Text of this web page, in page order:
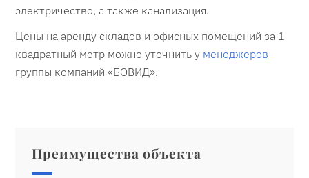
электричество, а также канализация.
Цены на аренду складов и офисных помещений за 1
квадратный метр можно уточнить у менеджеров
группы компаний «БОВИД».
Преимущества объекта